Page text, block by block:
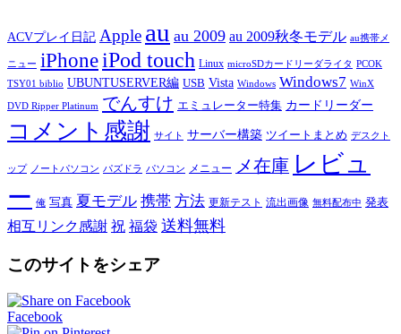
ACVプレイ日記 Apple au au 2009 au 2009秋冬モデル au携帯メ
ニュー iPhoneiPod touch Linux microSDカードリーダライタ PCOK
TSY01 biblio UBUNTUSERVER編 USB Vista Windows Windows7 WinX
DVD Ripper Platinum でんすけ エミュレーター特集 カードリーダー
コメント感謝 サイト サーバー構築 ツイートまとめ デスクト
ップ ノートパソコン パズドラ パソコン メニュー メ在庫 レビュ
ー 俺 写真 夏モデル 携帯 方法 更新テスト 流出画像 無料配布中 発表
相互リンク感謝 祝 福袋 送料無料
このサイトをシェア
Facebook